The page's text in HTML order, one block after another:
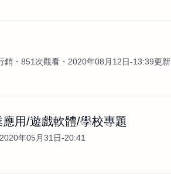
銷 851次觀看
2020年08月12日-13:39更新
應用/遊戲軟體/學校專題
2020年05月31日-20:41